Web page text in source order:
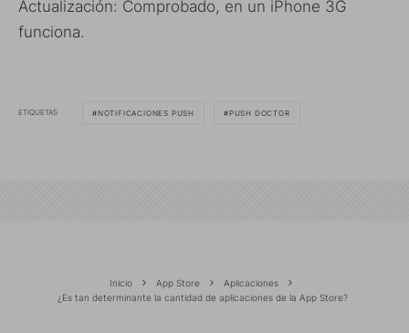
Actualización: Comprobado, en un iPhone 3G
funciona.
ETIQUETAS NOTIFICACIONES PUSH PUSH DOCTOR
Inicio App Store
Aplicaciones
¿Es tan determinante la cantidad de aplicaciones de la App Store?